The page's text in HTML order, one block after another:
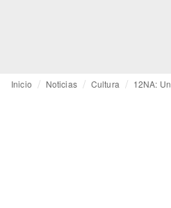
Inicio Noticias Cultura